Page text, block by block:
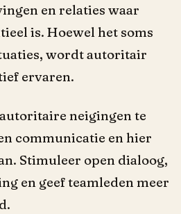
en relaties waar
is. Hoewel het soms
wordt autoritair
ervaren.
neigingen te
communicatie en hier
Stimuleer open dialoog,
en geef teamleden meer